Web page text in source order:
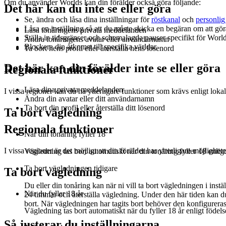
Det här kan du inte se eller göra
Läsa tonåringens privata meddelanden
Ändra tonåringens avatar eller användarnamn
Ta bort hens profil eller återställa hens lösenord
Regionala funktioner
I vissa regioner kan du ha ytterligare funktioner som krävs enligt
Ta bort vägledning
När din tonåring fyller 18
Vägledning tas bort automatiskt när din tonåring fyller 18
Ta bort vägledningen tidigare
Du eller din tonåring kan när ni vill ta bort vägledningen i
24 timmar och återställa vägledning. Under den här tiden kan
bort. När vägledningen har tagits bort behöver den
Om du använder Worlds kan din förälder också göra följande:
Se, ändra och låsa dina inställningar förröstkanal och personlig
Låsa en inställning så att du måste skicka en begäran om att
Ställa in tidsgränser och schemalagda pauser specifikt för
Blockera din åtkomst till specifika världar.
Det här kan din förälder inte se eller göra
Läsa dina privata meddelanden
Ändra din avatar eller ditt användarnamn
Ta bort din profil eller återställa ditt lösenord
Regionala funktioner
I vissa regioner är det möjligt att din förälder har ytterligare
Ta bort vägledning
När du fyller 18 år
Vägledning tas bort automatiskt när du fyller 18 år enligt